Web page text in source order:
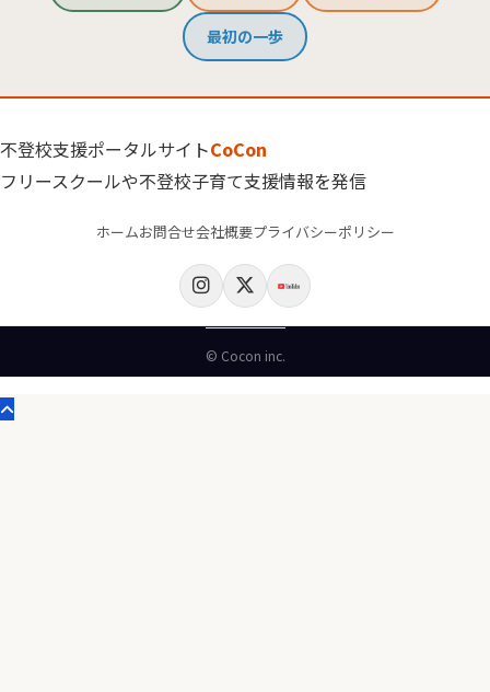
最初の一歩
不登校支援ポータルサイトCoCon
フリースクールや不登校子育て支援情報を発信
ホームお問合せ会社概要プライバシーポリシー
© Cocon inc.